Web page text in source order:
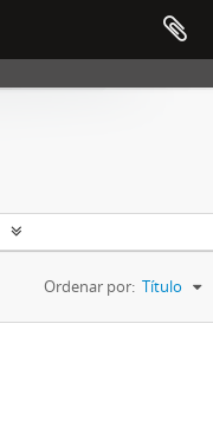
Ordenar por: Título